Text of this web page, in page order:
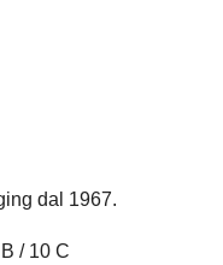
dal 1967.
/ 10 C